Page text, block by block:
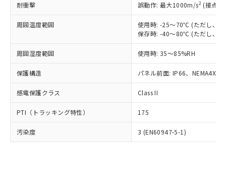
耐衝撃 誤動作: 最大1000m/s2 (接点
周囲温度範囲
使用時: -25～70℃ (ただし、氷
保存時: -40～80℃ (ただし、氷
周囲湿度範囲 使用時: 35～85%RH
保護構造 パネル前面: IP66、NEMA4X,
感電保護クラス Class II
PTI（トラッキング特性） 175
汚染度 3 (EN60947-5-1)
準価格とは異なる場合があることをご
正式な納期状況および標準価格はお客
様のお取引先、またはお客様担当のオ
ムロン制御機器販売店・当社販売員に
オムロン制御機器販売店や当社販売拠
販売ネットワーク
」をご確認
ください。
在庫状況および標準価格結果を当社の
事前の承諾なく第三者に漏洩または開
マイパーツ機能（部品リスト作成サー
六価クロム(Cr(Ⅵ)) 1000ppm以下、ポリ臭化ビフェニル
類(PBB) 1000ppm以下、ポリ臭化ジフェニルエーテル類
(PBDE) 1000ppm以下、フタル酸ビス(2-エチルヘキシ
ル) (DEHP)(別名：DOP) 1000ppm以下、フタル酸ブチ
ルベンジル（BBP） 1000ppm以下、フタル酸ジブチル
（DBP） 1000ppm以下、フタル酸ジイソブチル
(DIBP) 1000ppm以下
フタル酸エステル類の４物質については閾値を超える意
図的な使用がないことを確認しています。
※2 対応予定月
部品在庫の切り替え状況などにより、予定
月が前後することがあります。
Cr(Ⅵ)(六価クロム) : 1000ppm、 PBBs(ポリ臭化ビフェ
ニル類) : 1000ppm、 PBDEs(ポリ臭化ジフェニルエーテ
DBP(フタル酸ジブチル) : 1000ppm、 DIBP(フタル酸ジ
イソブチル) : 1000ppm、 BBP(フタル酸ブチルベンジ
ル) : 1000ppm、
DEHP(フタル酸ビス(2-エチルヘキシル)) : 1000ppm
※2 環境保護使用期限
「ｅ」：有害物質（10物質）のすべてが基
準値以下であることを示します。
「10」：通常の使用状況下において有害物
質が外部に漏えいし、環境に深刻な影響を
可)を取得するなどの必要な手続きを
当社は規制貨物を破棄する場合は、完
全に破砕するなど、違法に輸出されな
いよう必要な手段を講じます。
ル、化学兵器、生物兵器またはその他
武器並びにこれらの製造装置等に一切
使用いたしません。
当社は、貴社製品を第三者に販売する
場合は、上記1、2および3の内容を当
該第三者に通知します。また当社は、
販売先および販売に係わる関係者が違
法に輸出するおそれがある場合は、取
○ 一定数以上の在庫あり
一定数には満たないが在庫あり
在庫なし(最新の在庫状況につ
いては、お客様のお取引先、ま
たはお客様担当のオムロン制御
機器販売店・当社販売員にご確
認ください)
受注生産機種、また在庫状況の